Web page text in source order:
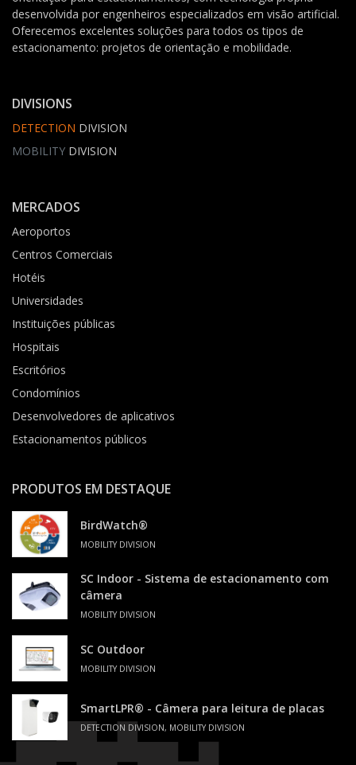
desenvolvida por engenheiros especializados em visão artificial.
Oferecemos excelentes soluções para todos os tipos de
estacionamento: projetos de orientação e mobilidade.
DIVISIONS
DETECTION DIVISION
MOBILITY DIVISION
MERCADOS
Aeroportos
Centros Comerciais
Hotéis
Universidades
Instituições públicas
Hospitais
Escritórios
Condomínios
Desenvolvedores de aplicativos
Estacionamentos públicos
PRODUTOS EM DESTAQUE
BirdWatch®
MOBILITY DIVISION
SC Indoor - Sistema de estacionamento com
câmera
MOBILITY DIVISION
SC Outdoor
MOBILITY DIVISION
SmartLPR® - Câmera para leitura de placas
DETECTION DIVISION, MOBILITY DIVISION